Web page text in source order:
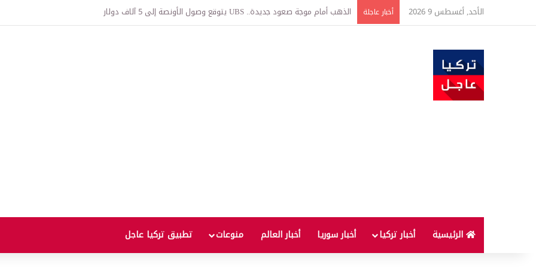
الأحد, أغسطس 9 2026 أخبار عاجلة لماذا لا يُنصح بإطفاء السيارة فورًا بعد القيادة السريعة ولمسافة طويلة؟
الرئيسية أخبار تركيا أخبار سوريا أخبار العالم منوعات تطبيق تركيا عاجل